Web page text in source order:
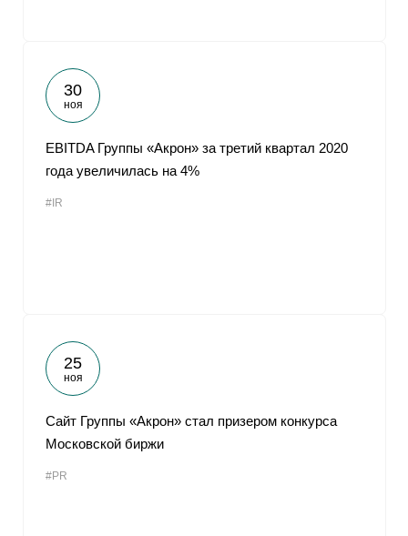
30
ноя
EBITDA Группы «Акрон» за третий квартал 2020
года увеличилась на 4%
#IR
25
ноя
Сайт Группы «Акрон» стал призером конкурса
Московской биржи
#PR